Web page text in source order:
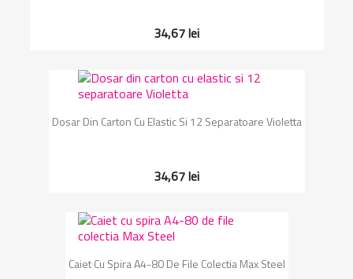
34,67 lei
Dosar Din Carton Cu Elastic Si 12 Separatoare Violetta
34,67 lei
Caiet Cu Spira A4-80 De File Colectia Max Steel